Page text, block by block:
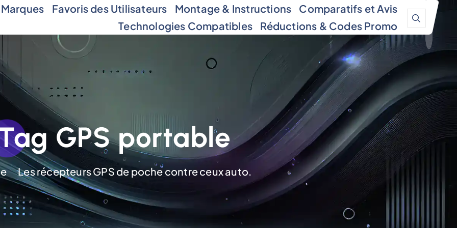
Favoris des Utilisateurs Montage & Instructions
Comparatifs et Avis
Technologies Compatibles
Réductions & Codes Promo
GPS portable
Les récepteurs GPS de poche contre ceux auto.